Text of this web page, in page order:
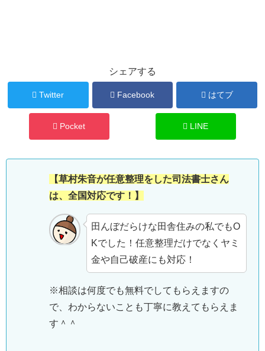
シェアする
Twitter Facebook はてブ
Pocket LINE
【草村朱音が任意整理をした司法書士さん
は、全国対応です！】
田んぼだらけな田舎住みの私でもO
Kでした！任意整理だけでなくヤミ
金や自己破産にも対応！
※相談は何度でも無料でしてもらえますの
で、わからないことも丁寧に教えてもらえま
す＾＾